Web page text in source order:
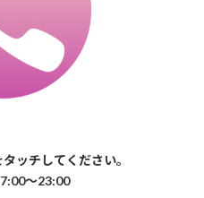
ッチしてください。
〜23:00